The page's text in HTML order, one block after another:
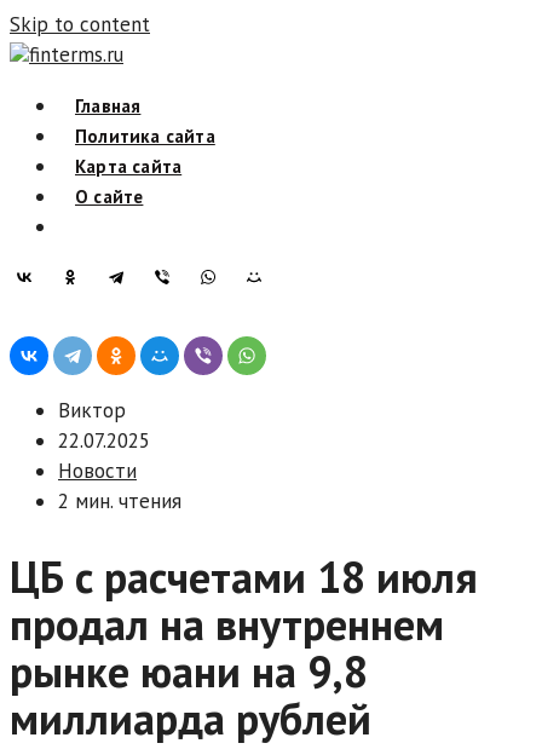
Skip to content
finterms.ru
Главная
Политика сайта
Карта сайта
О сайте
Виктор
22.07.2025
Новости
2 мин. чтения
ЦБ с расчетами 18 июля
продал на внутреннем
рынке юани на 9,8
миллиарда рублей